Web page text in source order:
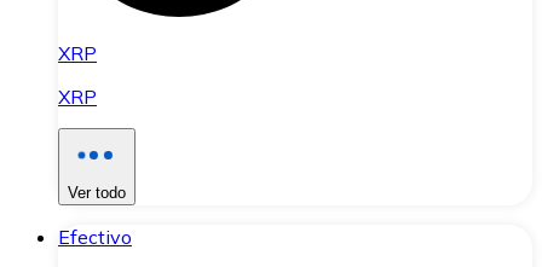
XRP
XRP
Ver todo
Efectivo